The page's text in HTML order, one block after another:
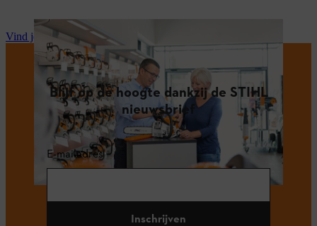
Vind je STIHL dealer
Blijf op de hoogte dankzij de STIHL
nieuwsbrief
E-mailadres
Inschrijven